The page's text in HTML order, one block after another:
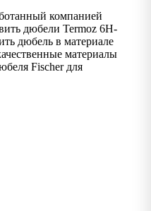
компанией
дюбели Termoz 6H-
дюбель в материале
материалы
Fischer для